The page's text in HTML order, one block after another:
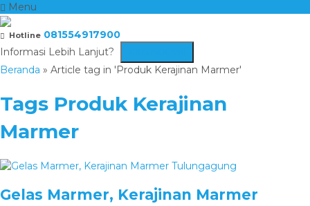
Menu
Hotline 081554917900
Informasi Lebih Lanjut?
Beranda » Article tag in 'Produk Kerajinan Marmer'
Tags Produk Kerajinan
Marmer
Gelas Marmer, Kerajinan Marmer